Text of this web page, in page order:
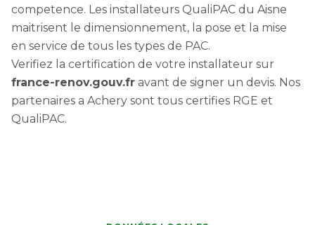
competence. Les installateurs QualiPAC du Aisne
maitrisent le dimensionnement, la pose et la mise
en service de tous les types de PAC.
Verifiez la certification de votre installateur sur
france-renov.gouv.fr avant de signer un devis. Nos
partenaires a Achery sont tous certifies RGE et
QualiPAC.